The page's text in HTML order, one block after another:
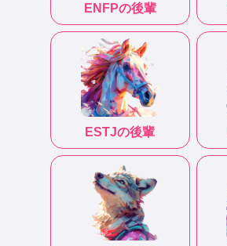
ENFPの後輩
ESTJの後輩